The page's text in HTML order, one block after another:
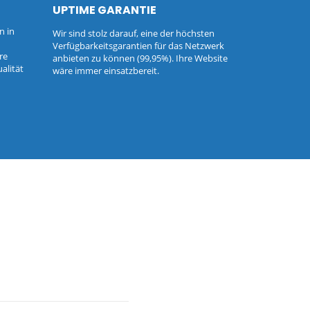
in
UPTIME GARANTIE
Wir sind stolz darauf, eine der höchsten
Verfügbarkeitsgarantien für das Netzwerk
anbieten zu können (99,95%). Ihre Website
wäre immer einsatzbereit.